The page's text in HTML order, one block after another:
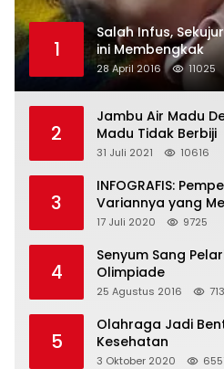
1
Salah Infus,
ini Membengkak
28 April 2016 11025
2
Jambu Air Madu
Madu Tidak Berbiji
31 Juli 2021 10616
3
INFOGRAFIS:
Variannya yang
17 Juli 2020 9725
4
Senyum Sang
Olimpiade
25 Agustus 2016
5
Olahraga Jadi
Kesehatan
3 Oktober 2020